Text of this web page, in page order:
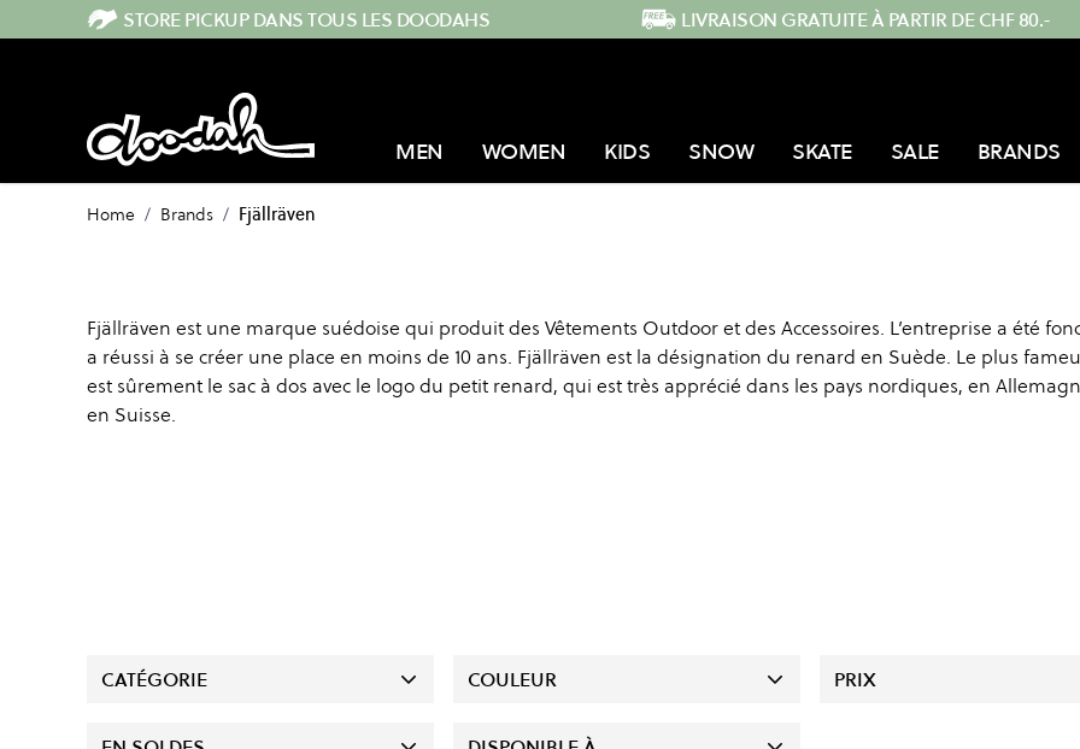
Skip to ContentSTORE PICKUP DANS TOUS LES DOODAHS LIVRAISON GRATUITE À PARTIR DE CHF 80.-
MEN WOMEN KIDS SNOW SKATE SALE BRANDS
Home / Brands / Fjällräven
Fjällräven est une marque suédoise qui produit des Vêtements Outdoor et des Accessoires. L’entreprise a été
a réussi à se créer une place en moins de 10 ans. Fjällräven est la désignation du renard en Suède. Le plus
est sûrement le sac à dos avec le logo du petit renard, qui est très apprécié dans les pays nordiques, en
en Suisse.
CATÉGORIE COULEUR PRIX